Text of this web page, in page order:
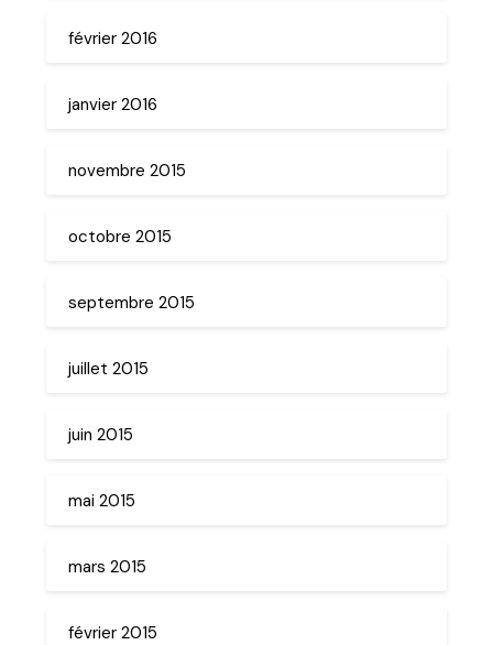
février 2016
janvier 2016
novembre 2015
octobre 2015
septembre 2015
juillet 2015
juin 2015
mai 2015
mars 2015
février 2015